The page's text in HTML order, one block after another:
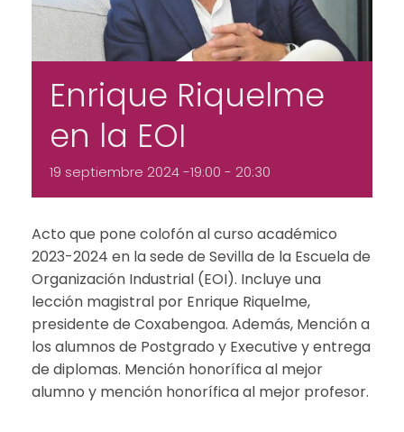
Enrique Riquelme
en la EOI
19 septiembre 2024 -19:00 - 20:30
Acto que pone colofón al curso académico
2023-2024 en la sede de Sevilla de la Escuela de
Organización Industrial (EOI). Incluye una
lección magistral por Enrique Riquelme,
presidente de Coxabengoa. Además, Mención a
los alumnos de Postgrado y Executive y entrega
de diplomas. Mención honorífica al mejor
alumno y mención honorífica al mejor profesor.